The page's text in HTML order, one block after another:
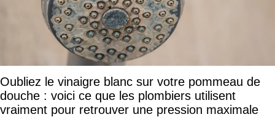
Oubliez le vinaigre blanc sur votre pommeau de
douche : voici ce que les plombiers utilisent
vraiment pour retrouver une pression maximale